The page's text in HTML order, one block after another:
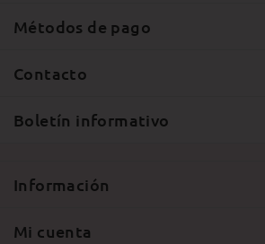
Métodos de pago
Contacto
Boletín informativo
Información
Mi cuenta